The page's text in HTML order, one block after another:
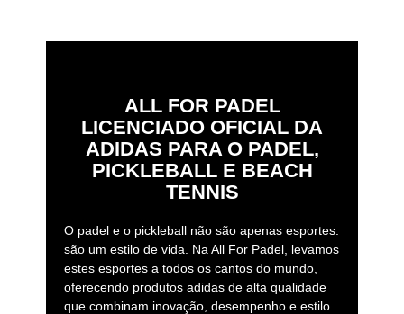
ALL FOR PADEL
LICENCIADO OFICIAL DA
ADIDAS PARA O PADEL,
PICKLEBALL E BEACH
TENNIS
O padel e o pickleball não são apenas esportes:
são um estilo de vida. Na All For Padel, levamos
estes esportes a todos os cantos do mundo,
oferecendo produtos adidas de alta qualidade
que combinam inovação, desempenho e estilo.